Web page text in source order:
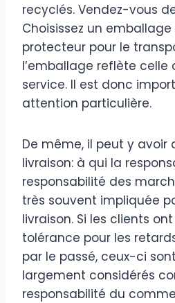
recyclés. Vendez-vous
Choisissez un
protecteur pour le
l’emballage reflète
service. Il est donc
attention particulière.
De même, il peut y avoir
livraison: à qui la
responsabilité des
très souvent impliquée
livraison. Si les clients
tolérance pour les
par le passé, ceux-ci
largement considérés
responsabilité du